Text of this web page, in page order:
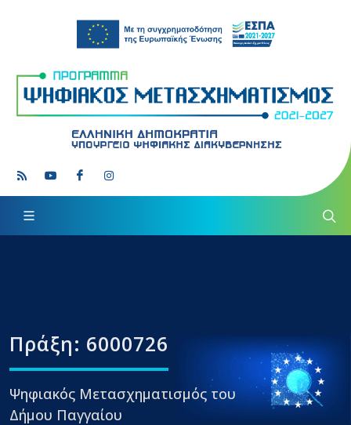
Πράξη: 6000726
Ψηφιακός Μετασχηματισμός του
Δήμου Παγγαίου